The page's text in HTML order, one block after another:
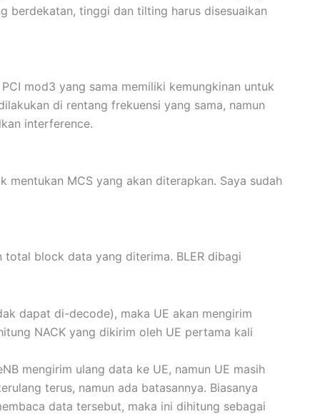
berdekatan, tinggi dan tilting harus disesuaikan
mod3 yang sama memiliki kemungkinan untuk
di rentang frekuensi yang sama, namun
interference.
MCS yang akan diterapkan. Saya sudah
block data yang diterima. BLER dibagi
dapat di-decode), maka UE akan mengirim
NACK yang dikirim oleh UE pertama kali
mengirim ulang data ke UE, namun UE masih
terus, namun ada batasannya. Biasanya
data tersebut, maka ini dihitung sebagai